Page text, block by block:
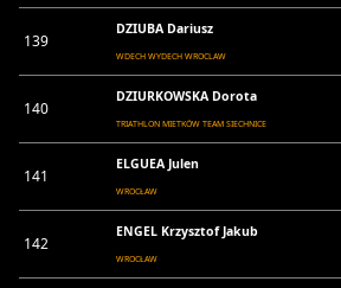
139
DZIUBA Dariusz
WDECH WYDECH WROCLAW
140
DZIURKOWSKA Dorota
TRIATHLON MIETKÓW TEAM SIECHNICE
141
ELGUEA Julen
WROCŁAW
142
ENGEL Krzysztof Jakub
WROCŁAW